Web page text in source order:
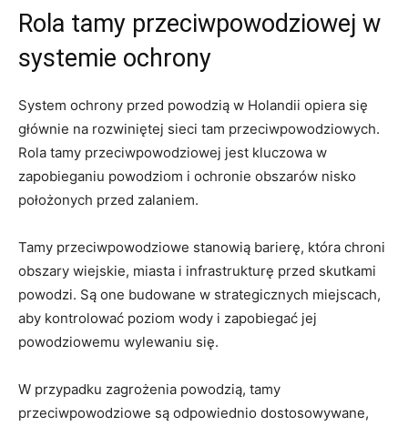
Rola tamy‍ przeciwpowodziowej w
systemie ochrony
System ochrony przed powodzią w Holandii opiera się
głównie na rozwiniętej sieci tam⁣ przeciwpowodziowych.
Rola ​tamy przeciwpowodziowej jest kluczowa w
zapobieganiu‍ powodziom i ochronie ⁣obszarów nisko
położonych przed zalaniem.
Tamy przeciwpowodziowe stanowią⁢ barierę, ⁣która chroni⁤
obszary wiejskie, miasta i infrastrukturę przed skutkami
⁢powodzi. ‍Są​ one budowane w strategicznych miejscach,
aby kontrolować poziom wody i zapobiegać jej
powodziowemu wylewaniu się.
W⁣ przypadku zagrożenia powodzią, tamy
przeciwpowodziowe są odpowiednio dostosowywane,